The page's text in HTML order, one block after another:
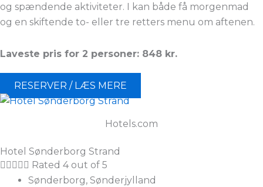
og spændende aktiviteter. I kan både få morgenmad
og en skiftende to- eller tre retters menu om aftenen.
Laveste pris for 2 personer: 848 kr.
RESERVER / LÆS MERE
Hotels.com
Hotel Sønderborg Strand
     Rated 4 out of 5
Sønderborg, Sønderjylland